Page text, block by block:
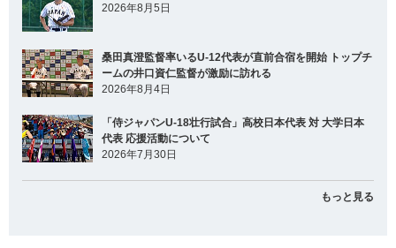
2026年8月5日
桑田真澄監督率いるU-12代表が直前合宿を開始 トップチ
ームの井口資仁監督が激励に訪れる
2026年8月4日
「侍ジャパンU-18壮行試合」高校日本代表 対 大学日本
代表 応援活動について
2026年7月30日
もっと見る